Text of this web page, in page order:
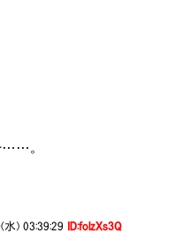
。
) 03:39:29 ID:folzXs3Q